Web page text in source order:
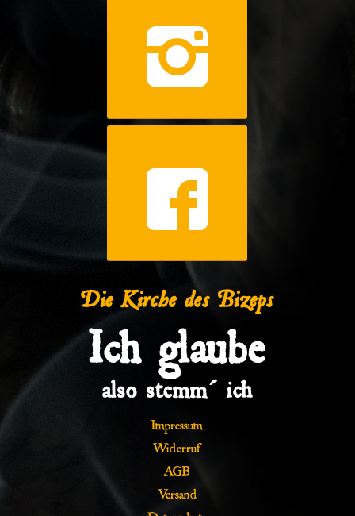
Die Kirche des Bizeps
Ich glaube
also stemm´ ich
Impressum
Widerruf
AGB
Versand
Datenschutz